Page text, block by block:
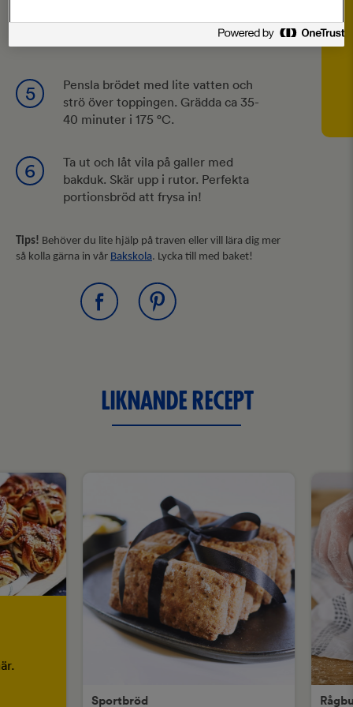
30×40 cm. Låt jäsa övertäckt med
5
Pensla brödet med lite vatten och
strö över toppingen. Grädda ca 35-
40 minuter i 175 °C.
6
Ta ut och låt vila på galler med
bakduk. Skär upp i rutor. Perfekta
portionsbröd att frysa in!
Tips! Behöver du lite hjälp på traven eller vill lära dig mer
så kolla gärna in vår Bakskola. Lycka till med baket!
LIKNANDE RECEPT
Sportbröd